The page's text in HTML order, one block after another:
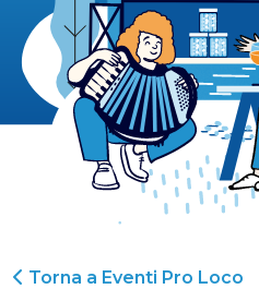
Torna a Eventi Pro Loco